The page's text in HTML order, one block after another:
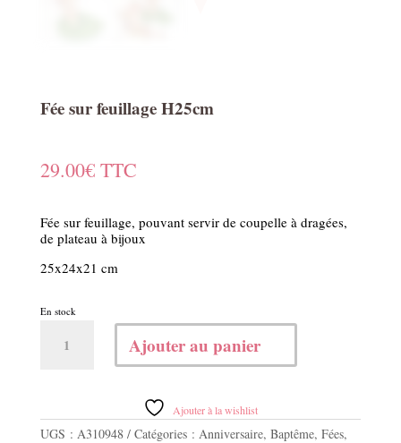
Fée sur feuillage H25cm
29.00€ TTC
Fée sur feuillage, pouvant servir de coupelle à dragées,
de plateau à bijoux
25x24x21 cm
En stock
H25cm
Ajouter au panier
Ajouter à la wishlist
UGS : A310948 Catégories : Anniversaire, Baptême, Fées,